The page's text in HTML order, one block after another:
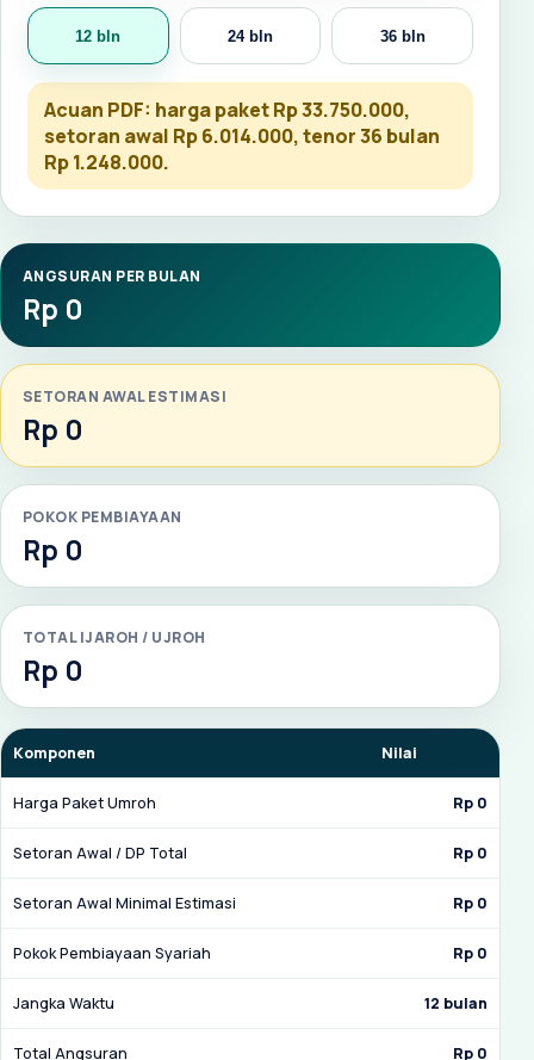
12 bln 24 bln 36 bln
Acuan PDF: harga paket Rp 33.750.000,
setoran awal Rp 6.014.000, tenor 36 bulan
Rp 1.248.000.
ANGSURAN PER BULAN
Rp 0
SETORAN AWAL ESTIMASI
Rp 0
POKOK PEMBIAYAAN
Rp 0
TOTAL IJAROH / UJROH
Rp 0
Komponen Nilai
Harga Paket Umroh Rp 0
Setoran Awal / DP Total Rp 0
Setoran Awal Minimal Estimasi Rp 0
Pokok Pembiayaan Syariah Rp 0
Jangka Waktu 12 bulan
Total Angsuran Rp 0